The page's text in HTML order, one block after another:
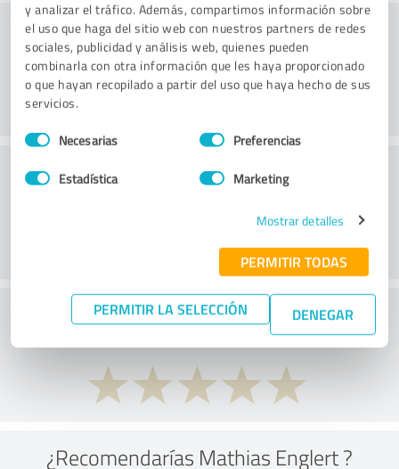
y analizar el tráfico. Además, compartimos información sobre
el uso que haga del sitio web con nuestros partners de redes
sociales, publicidad y análisis web, quienes pueden
combinarla con otra información que les haya proporcionado
o que hayan recopilado a partir del uso que haya hecho de sus
servicios.
Selección
de
Necesarias Preferencias
Estadística Marketing
Mostrar detalles
PERMITIR TODAS
PERMITIR LA SELECCIÓN DENEGAR
Consultoría
Servicio de atención al cliente
¿Qué te parece la relación calidad-precio?
¿Recomendarías Mathias Englert ?